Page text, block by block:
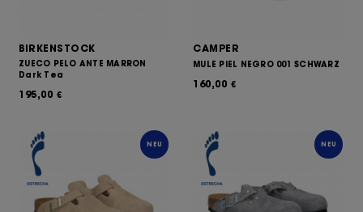
BIRKENSTOCK
ZUECO PELO ANTE MARRON
Dark Tea
195,00 €
CAMPER
MULE PIEL NEGRO 001 SCHWARZ
160,00 €
NEU NEU